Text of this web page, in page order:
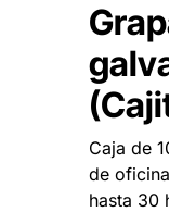
Caja de
de
hasta 30